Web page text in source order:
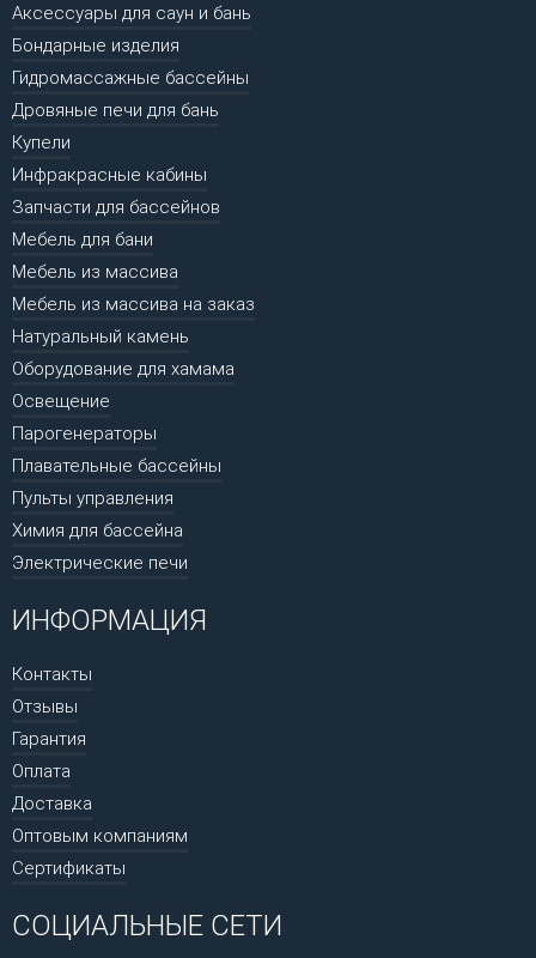
Аксессуары для саун и бань
Бондарные изделия
Гидромассажные бассейны
Дровяные печи для бань
Купели
Инфракрасные кабины
Запчасти для бассейнов
Мебель для бани
Мебель из массива
Мебель из массива на заказ
Натуральный камень
Оборудование для хамама
Освещение
Парогенераторы
Плавательные бассейны
Пульты управления
Химия для бассейна
Электрические печи
ИНФОРМАЦИЯ
Контакты
Отзывы
Гарантия
Оплата
Доставка
Оптовым компаниям
Сертификаты
СОЦИАЛЬНЫЕ СЕТИ